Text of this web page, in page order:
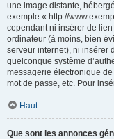
une image distante,
exemple « http://
cependant ni insérer de
ordinateur (à moins, bien
serveur internet), ni insérer
quelconque système
messagerie électronique
mot de passe, etc. Pour
Haut
Que sont les annonces